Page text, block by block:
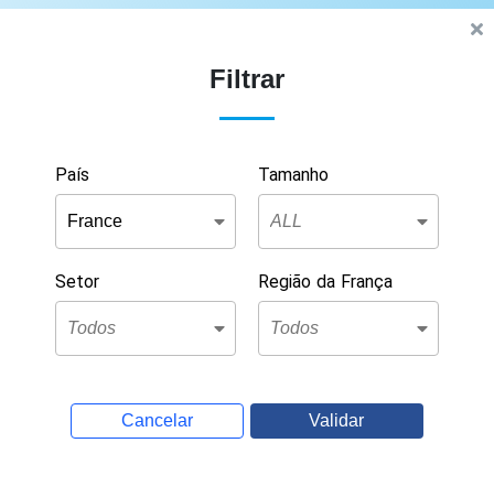
Filtrar
País Tamanho
Setor Região da França
Cancelar Validar